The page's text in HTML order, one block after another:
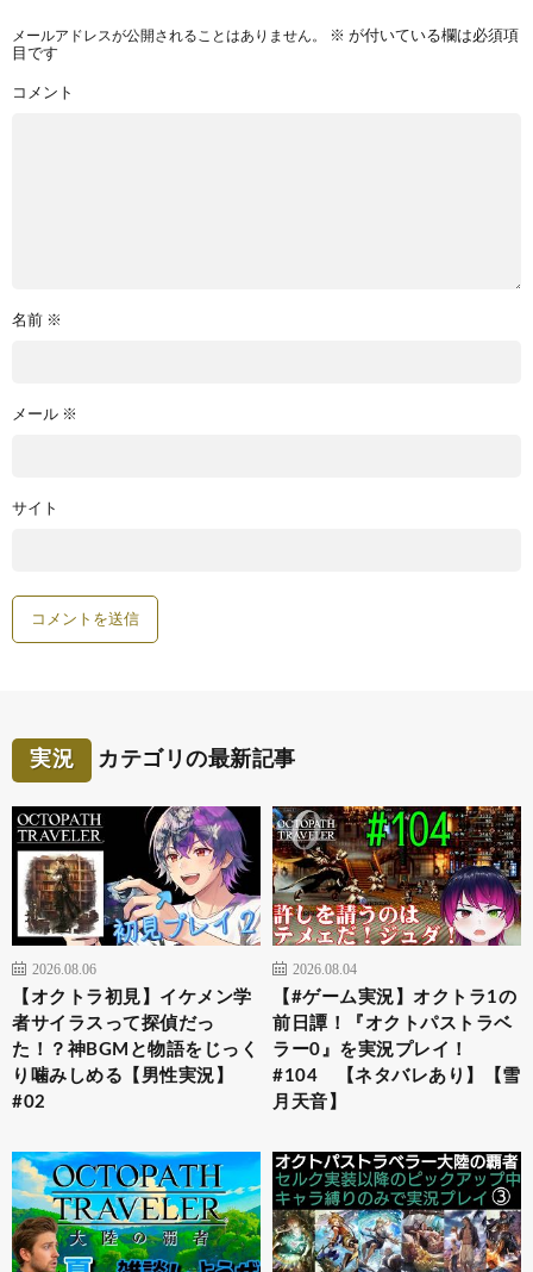
メールアドレスが公開されることはありません。 ※ が付いている欄は必須項
目です
コメント
名前 ※
メール ※
サイト
実況 カテゴリの最新記事
2026.08.06
【オクトラ初見】イケメン学
者サイラスって探偵だっ
た！？神BGMと物語をじっく
り噛みしめる【男性実況】
#02
2026.08.04
【#ゲーム実況】オクトラ1の
前日譚！『オクトパストラベ
ラー0』を実況プレイ！
#104 【ネタバレあり】【雪
月天音】